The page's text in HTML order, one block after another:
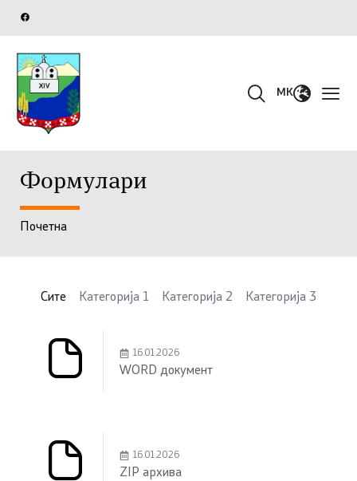
MK
Формулари​
Почетна
Категорија 1 Категорија 2 Категорија 3
Сите
16.01.2026
WORD документ
16.01.2026
ZIP архива